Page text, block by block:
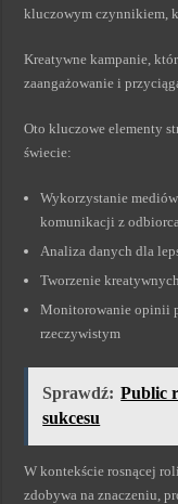
kluczowym czynnikiem,
Kreatywne kampanie,
zaangażowanie i
Oto kluczowe elementy
świecie:
Wykorzystanie
komunikacji z
Analiza danych dla
Tworzenie
Monitorowanie opinii
rzeczywistym
Sprawdź: Public
sukcesu
W kontekście rosnącej
zdobywa na znaczeniu,